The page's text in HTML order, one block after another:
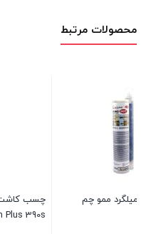
محصولات مرتبط
چسب کاشت میلگرد فیشر مدل